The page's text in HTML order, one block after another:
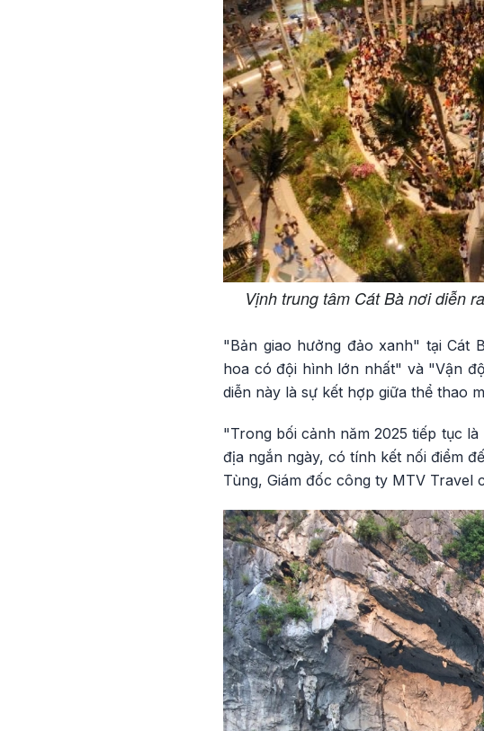
Vịnh trung tâm Cát Bà nơi diễn
"Bản giao hưởng đảo xanh" tại Cát
hoa có đội hình lớn nhất" và "Vận
diễn này là sự kết hợp giữa thể thao
"Trong bối cảnh năm 2025 tiếp tục
địa ngắn ngày, có tính kết nối điểm
Tùng, Giám đốc công ty MTV Travel